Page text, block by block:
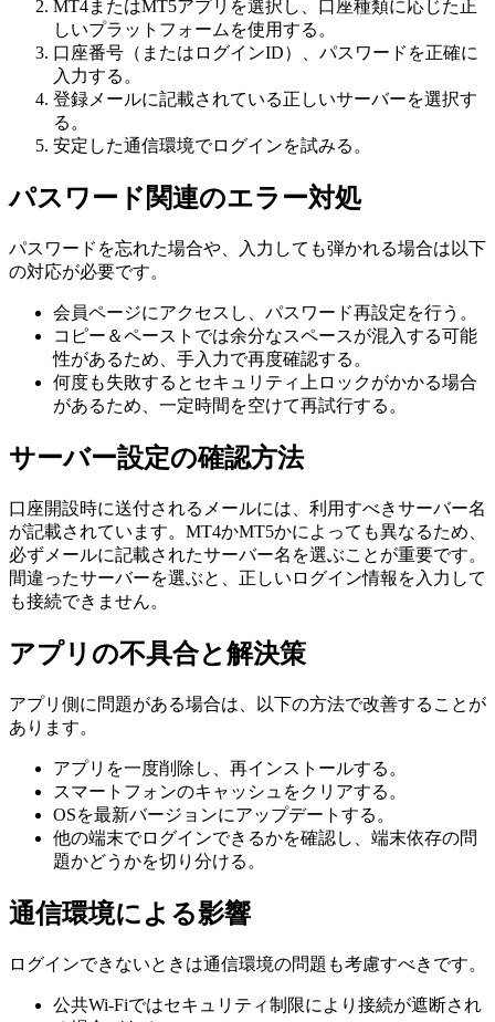
MT4またはMT5アプリを選択し、口座種類に応じた正
しいプラットフォームを使用する。
口座番号（またはログインID）、パスワードを正確に
入力する。
登録メールに記載されている正しいサーバーを選択す
る。
安定した通信環境でログインを試みる。
パスワード関連のエラー対処
パスワードを忘れた場合や、入力しても弾かれる場合は以下
の対応が必要です。
会員ページにアクセスし、パスワード再設定を行う。
コピー＆ペーストでは余分なスペースが混入する可能
性があるため、手入力で再度確認する。
何度も失敗するとセキュリティ上ロックがかかる場合
があるため、一定時間を空けて再試行する。
サーバー設定の確認方法
口座開設時に送付されるメールには、利用すべきサーバー名
が記載されています。MT4かMT5かによっても異なるため、
必ずメールに記載されたサーバー名を選ぶことが重要です。
間違ったサーバーを選ぶと、正しいログイン情報を入力して
も接続できません。
アプリの不具合と解決策
アプリ側に問題がある場合は、以下の方法で改善することが
あります。
アプリを一度削除し、再インストールする。
スマートフォンのキャッシュをクリアする。
OSを最新バージョンにアップデートする。
他の端末でログインできるかを確認し、端末依存の問
題かどうかを切り分ける。
通信環境による影響
ログインできないときは通信環境の問題も考慮すべきです。
公共Wi-Fiではセキュリティ制限により接続が遮断され